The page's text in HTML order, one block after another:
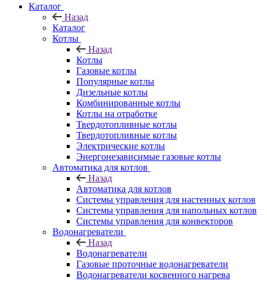
Каталог
Назад
Каталог
Котлы
Назад
Котлы
Газовые котлы
Популярные котлы
Дизельные котлы
Комбинированные котлы
Котлы на отработке
Твердотопливные котлы
Твердотопливные котлы
Электрические котлы
Энергонезависимые газовые котлы
Автоматика для котлов
Назад
Автоматика для котлов
Системы управления для настенных котлов
Системы управления для напольных котлов
Системы управления для конвекторов
Водонагреватели
Назад
Водонагреватели
Газовые проточные водонагреватели
Водонагреватели косвенного нагрева